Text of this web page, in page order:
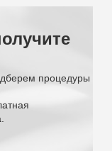
процедуры